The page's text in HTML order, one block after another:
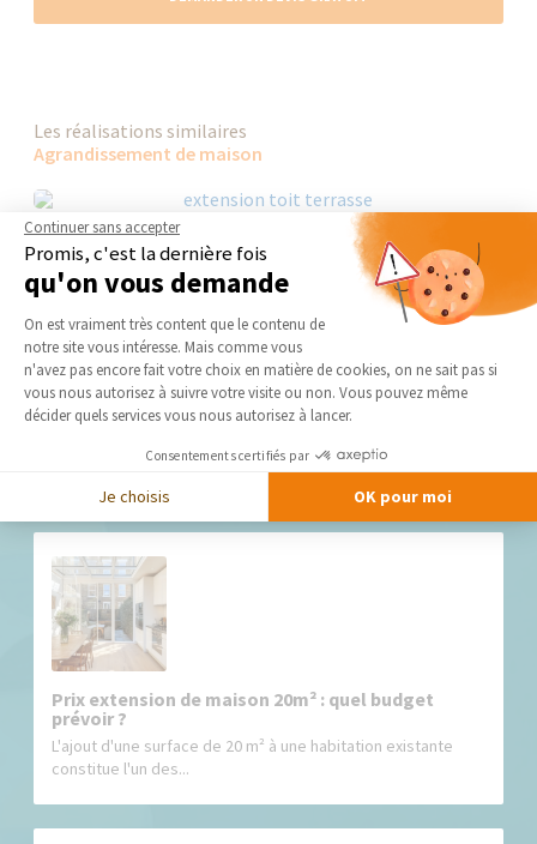
Les réalisations similaires
Agrandissement de maison
Nos derniers conseils et actus
Prix extension de maison 20m² : quel budget
prévoir ?
L'ajout d'une surface de 20 m² à une habitation existante
constitue l'un des...
Continuer sans accepter
Promis, c'est la dernière fois
qu'on vous demande
Plateforme de Gestion du
On est vraiment très content que le contenu de
notre site vous intéresse. Mais comme vous
n'avez pas encore fait votre choix en matière de cookies, on ne sait pas si
vous nous autorisez à suivre votre visite ou non. Vous pouvez même
décider quels services vous nous autorisez à lancer.
Consentements certifiés par
Je choisis OK pour moi
Axeptio consent